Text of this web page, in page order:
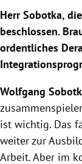
Herr Sobotka,
beschlossen.
ordentliches
Wolfgang
ist wichtig. Das
weiter zur
Arbeit. Aber im